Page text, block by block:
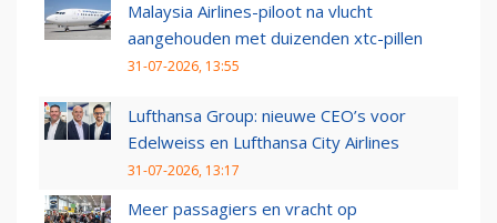
Malaysia Airlines-piloot na vlucht
aangehouden met duizenden xtc-pillen
31-07-2026, 13:55
Lufthansa Group: nieuwe CEO’s voor
Edelweiss en Lufthansa City Airlines
31-07-2026, 13:17
Meer passagiers en vracht op